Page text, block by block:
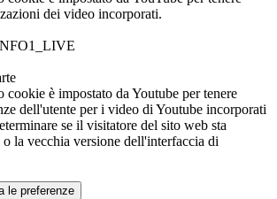
dei video incorporati.
cookie è impostato da Youtube per tenere
dell'utente per i video di Youtube incorporati
se il visitatore del sito web sta
la vecchia versione dell'interfaccia di
le preferenze